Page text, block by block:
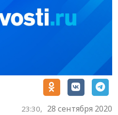
23:30, 28 сентября 2020